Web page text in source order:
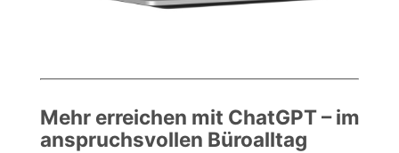
Mehr erreichen mit ChatGPT – im
anspruchsvollen Büroalltag